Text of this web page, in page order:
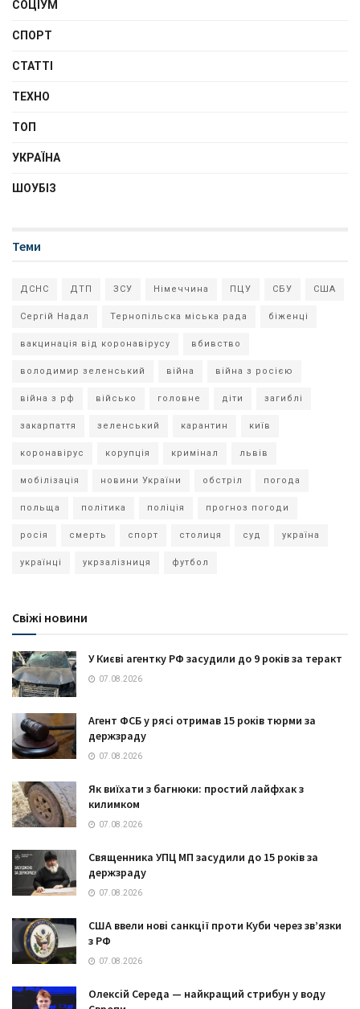
СОЦІУМ
СПОРТ
СТАТТІ
ТЕХНО
ТОП
УКРАЇНА
ШОУБІЗ
Теми
ДСНС ДТП ЗСУ Німеччина ПЦУ СБУ США
Сергій Надал Тернопільска міська рада біженці
вакцинація від коронавірусу вбивство
володимир зеленський війна війна з росією
війна з рф військо головне діти загиблі
закарпаття зеленський карантин київ
коронавірус корупція кримінал львів
мобілізація новини України обстріл погода
польща політика поліція прогноз погоди
росія смерть спорт столиця суд україна
українці укрзалізниця футбол
Свіжі новини
У Києві агентку РФ засудили до 9 років за теракт
07.08.2026
Агент ФСБ у рясі отримав 15 років тюрми за
держзраду
07.08.2026
Як виїхати з багнюки: простий лайфхак з
килимком
07.08.2026
Священника УПЦ МП засудили до 15 років за
держзраду
07.08.2026
США ввели нові санкції проти Куби через зв’язки
з РФ
07.08.2026
Олексій Середа — найкращий стрибун у воду